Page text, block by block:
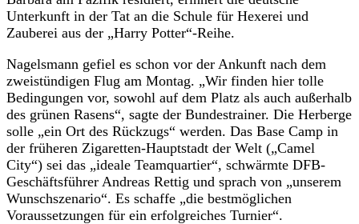
Unterkunft in der Tat an die Schule für Hexerei und
Zauberei aus der „Harry Potter“-Reihe.
Nagelsmann gefiel es schon vor der Ankunft nach dem
zweistündigen Flug am Montag. „Wir finden hier tolle
Bedingungen vor, sowohl auf dem Platz als auch außerhalb
des grünen Rasens“, sagte der Bundestrainer. Die Herberge
solle „ein Ort des Rückzugs“ werden. Das Base Camp in
der früheren Zigaretten-Hauptstadt der Welt („Camel
City“) sei das „ideale Teamquartier“, schwärmte DFB-
Geschäftsführer Andreas Rettig und sprach von „unserem
Wunschszenario“. Es schaffe „die bestmöglichen
Voraussetzungen für ein erfolgreiches Turnier“.